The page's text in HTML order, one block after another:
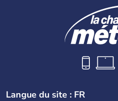
Langue du site : FR